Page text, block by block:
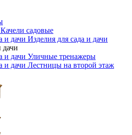
Качели садовые
Изделия для сада и дачи
дачи
Уличные тренажеры
Лестницы на второй этаж